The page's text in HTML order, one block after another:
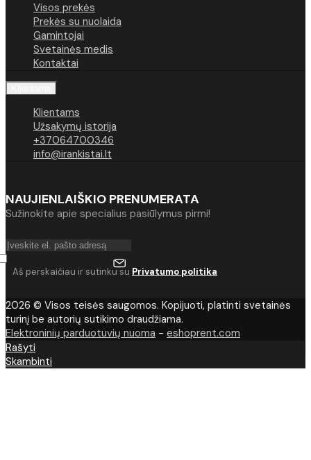
Visos prekės
Prekės su nuolaida
Gamintojai
Svetainės medis
Kontaktai
Klientams
Užsakymų istorija
+37064700346
info@irankistai.lt
NAUJIENLAIŠKIO PRENUMERATA
Sužinokite apie specialius pasiūlymus pirmi!
Aš perskaičiau ir sutinku su Privatumo politika
2026 © Visos teisės saugomos. Kopijuoti, platinti svetainės
turinį be autorių sutikimo draudžiama.
Elektroninių parduotuvių nuoma - eshoprent.com
Rašyti
Skambinti